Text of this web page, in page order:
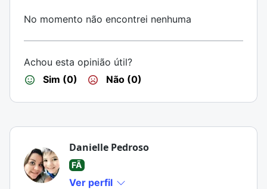
No momento não encontrei nenhuma
Achou esta opinião útil?
Sim (0)
Não (0)
Danielle Pedroso
FÃ
Ver perfil